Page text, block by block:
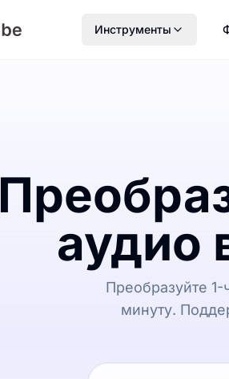
Инструменты
аудио
Преобразуйте
минуту.